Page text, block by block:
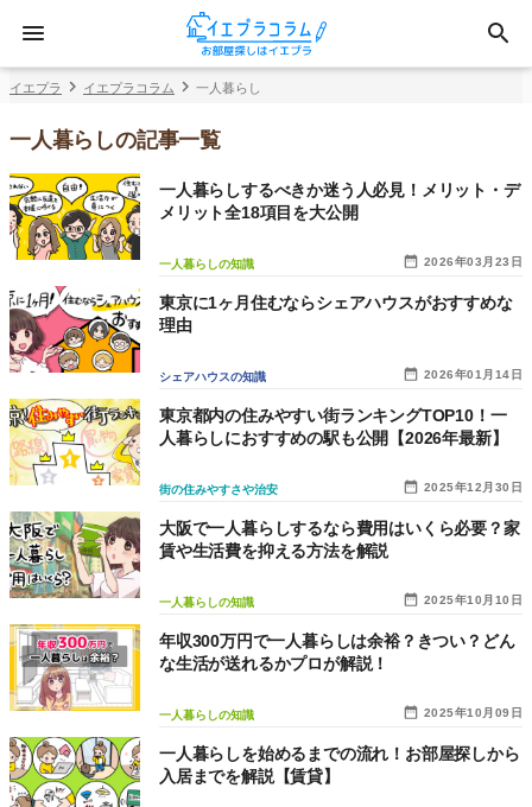
イエプラ イエプラコラム 一人暮らし
一人暮らしの記事一覧
2026年03月23日
一人暮らしの知識
一人暮らしするべきか迷う人必見！メリット・デ
メリット全18項目を大公開
2026年01月14日
シェアハウスの知識
東京に1ヶ月住むならシェアハウスがおすすめな
理由
2025年12月30日
街の住みやすさや治安
東京都内の住みやすい街ランキングTOP10！一
人暮らしにおすすめの駅も公開【2026年最新】
2025年10月10日
一人暮らしの知識
大阪で一人暮らしするなら費用はいくら必要？家
賃や生活費を抑える方法を解説
2025年10月09日
一人暮らしの知識
年収300万円で一人暮らしは余裕？きつい？どん
な生活が送れるかプロが解説！
一人暮らしを始めるまでの流れ！お部屋探しから
入居までを解説【賃貸】